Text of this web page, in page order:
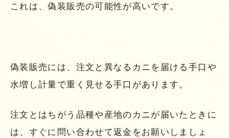
これは、偽装販売の可能性が高いです。
偽装販売には、注文と異なるカニを届ける手口や
水増し計量で重く見せる手口があります。
注文とはちがう品種や産地のカニが届いたときに
は、すぐに問い合わせて返金をお願いしましょ